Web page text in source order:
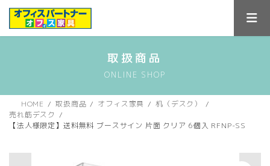
取扱商品
ONLINE SHOP
HOME 取扱商品 オフィス家具
机（デスク）
売れ筋デスク
【法人様限定】送料無料 ブースサイン 片面 クリア 6個入 RFNP-SS